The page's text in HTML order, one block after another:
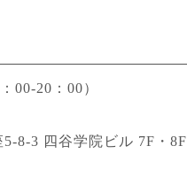
00-20：00）
8-3 四谷学院ビル 7F・8F